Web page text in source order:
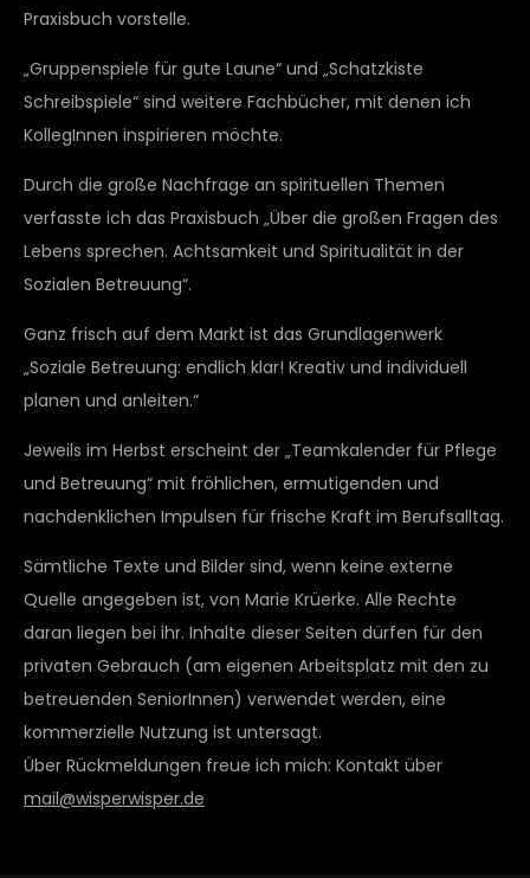
Praxisbuch vorstelle.
„Gruppenspiele für gute Laune“ und „Schatzkiste
Schreibspiele“ sind weitere Fachbücher, mit denen ich
KollegInnen inspirieren möchte.
Durch die große Nachfrage an spirituellen Themen
verfasste ich das Praxisbuch „Über die großen Fragen des
Lebens sprechen. Achtsamkeit und Spiritualität in der
Sozialen Betreuung“.
Ganz frisch auf dem Markt ist das Grundlagenwerk
„Soziale Betreuung: endlich klar! Kreativ und individuell
planen und anleiten.“
Jeweils im Herbst erscheint der „Teamkalender für Pflege
und Betreuung“ mit fröhlichen, ermutigenden und
nachdenklichen Impulsen für frische Kraft im Berufsalltag.
Sämtliche Texte und Bilder sind, wenn keine externe
Quelle angegeben ist, von Marie Krüerke. Alle Rechte
daran liegen bei ihr. Inhalte dieser Seiten dürfen für den
privaten Gebrauch (am eigenen Arbeitsplatz mit den zu
betreuenden SeniorInnen) verwendet werden, eine
kommerzielle Nutzung ist untersagt.
Über Rückmeldungen freue ich mich: Kontakt über
mail@wisperwisper.de